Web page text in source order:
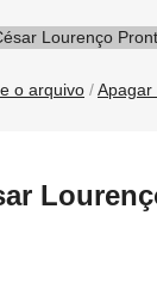
o arquivo /Apagar